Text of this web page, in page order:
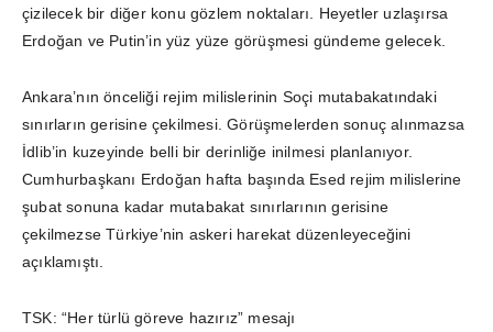
çizilecek bir diğer konu gözlem noktaları. Heyetler uzlaşırsa
Erdoğan ve Putin’in yüz yüze görüşmesi gündeme gelecek.
Ankara’nın önceliği rejim milislerinin Soçi mutabakatındaki
sınırların gerisine çekilmesi. Görüşmelerden sonuç alınmazsa
İdlib’in kuzeyinde belli bir derinliğe inilmesi planlanıyor.
Cumhurbaşkanı Erdoğan hafta başında Esed rejim milislerine
şubat sonuna kadar mutabakat sınırlarının gerisine
çekilmezse Türkiye’nin askeri harekat düzenleyeceğini
açıklamıştı.
TSK: “Her türlü göreve hazırız” mesajı